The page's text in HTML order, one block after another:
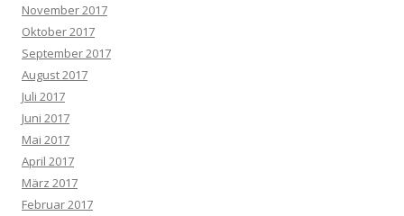
November 2017
Oktober 2017
September 2017
August 2017
Juli 2017
Juni 2017
Mai 2017
April 2017
März 2017
Februar 2017